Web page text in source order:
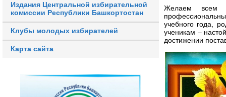
Издания Центральной избирательной
комиссии Республики Башкортостан
Клубы молодых избирателей
Карта сайта
Желаем всем
учебного года,
ученикам –
достижении